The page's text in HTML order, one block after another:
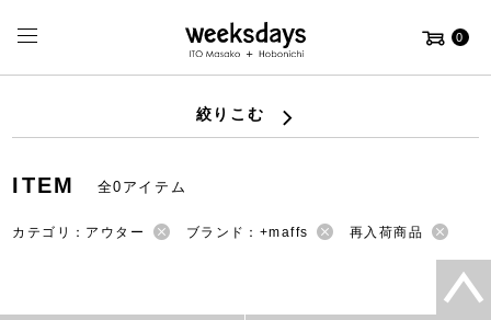
0
絞りこむ
ITEM 全0アイテム
カテゴリ：アウター ブランド：+maffs 再入荷商品